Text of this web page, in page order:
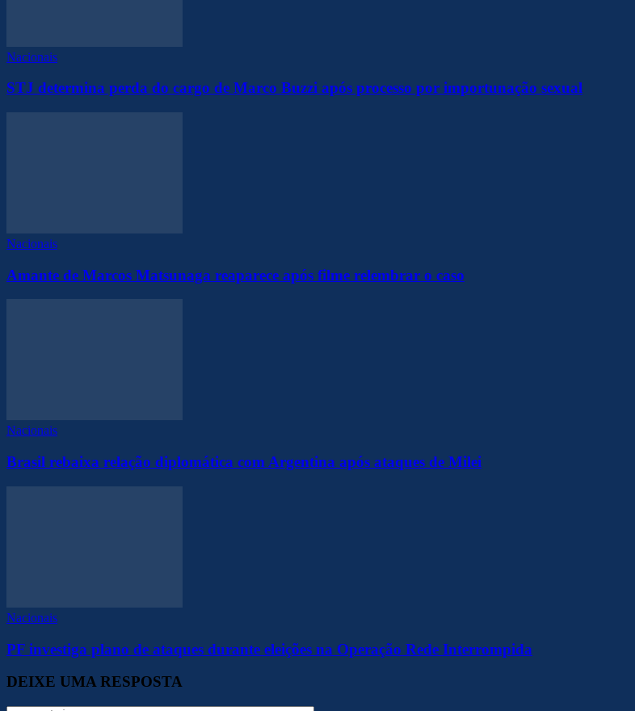
Nacionais
STJ determina perda do cargo de Marco Buzzi após processo por importunação sexual
Nacionais
Amante de Marcos Matsunaga reaparece após filme relembrar o caso
Nacionais
Brasil rebaixa relação diplomática com Argentina após ataques de Milei
Nacionais
PF investiga plano de ataques durante eleições na Operação Rede Interrompida
DEIXE UMA RESPOSTA